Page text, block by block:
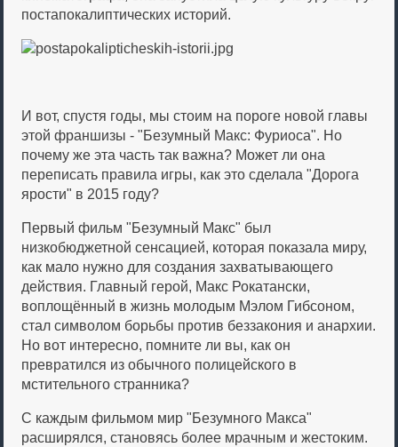
постапокалиптических историй.
И вот, спустя годы, мы стоим на пороге новой главы
этой франшизы - "Безумный Макс: Фуриоса". Но
почему же эта часть так важна? Может ли она
переписать правила игры, как это сделала "Дорога
ярости" в 2015 году?
Первый фильм "Безумный Макс" был
низкобюджетной сенсацией, которая показала миру,
как мало нужно для создания захватывающего
действия. Главный герой, Макс Рокатански,
воплощённый в жизнь молодым Мэлом Гибсоном,
стал символом борьбы против беззакония и анархии.
Но вот интересно, помните ли вы, как он
превратился из обычного полицейского в
мстительного странника?
С каждым фильмом мир "Безумного Макса"
расширялся, становясь более мрачным и жестоким.